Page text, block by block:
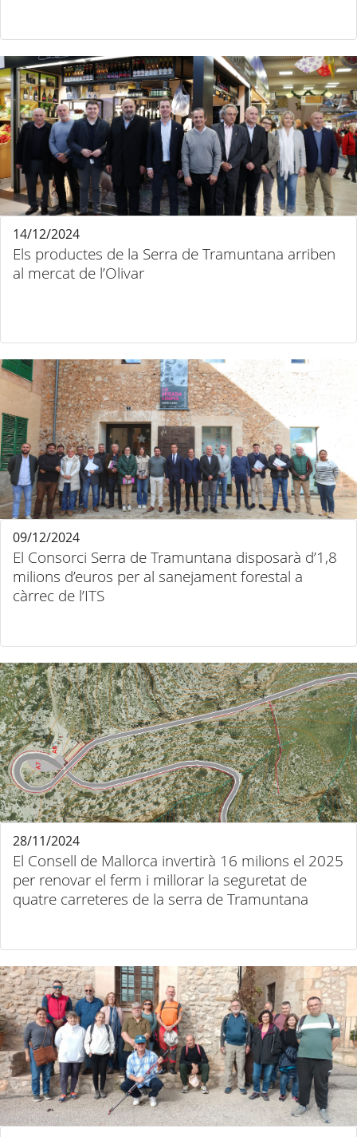
Els productes de la Serra de Tramuntana arriben
al mercat de l’Olivar
14/12/2024
El Consorci Serra de Tramuntana disposarà d’1,8
milions d’euros per al sanejament forestal a
càrrec de l’ITS
09/12/2024
El Consell de Mallorca invertirà 16 milions el 2025
per renovar el ferm i millorar la seguretat de
quatre carreteres de la serra de Tramuntana
28/11/2024